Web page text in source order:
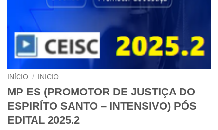
INÍCIO / INICIO
MP ES (PROMOTOR DE JUSTIÇA DO
ESPIRÍTO SANTO – INTENSIVO) PÓS
EDITAL 2025.2